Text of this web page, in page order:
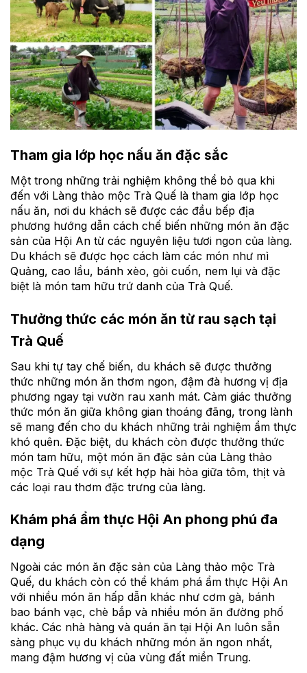
Tham gia lớp học nấu ăn đặc sắc
Một trong những trải nghiệm không thể bỏ qua khi
đến với Làng thảo mộc Trà Quế là tham gia lớp học
nấu ăn, nơi du khách sẽ được các đầu bếp địa
phương hướng dẫn cách chế biến những món ăn đặc
sản của Hội An từ các nguyên liệu tươi ngon của làng.
Du khách sẽ được học cách làm các món như mì
Quảng, cao lầu, bánh xèo, gỏi cuốn, nem lụi và đặc
biệt là món tam hữu trứ danh của Trà Quế.
Thưởng thức các món ăn từ rau sạch tại
Trà Quế
Sau khi tự tay chế biến, du khách sẽ được thưởng
thức những món ăn thơm ngon, đậm đà hương vị địa
phương ngay tại vườn rau xanh mát. Cảm giác thưởng
thức món ăn giữa không gian thoáng đãng, trong lành
sẽ mang đến cho du khách những trải nghiệm ẩm thực
khó quên. Đặc biệt, du khách còn được thưởng thức
món tam hữu, một món ăn đặc sản của Làng thảo
mộc Trà Quế với sự kết hợp hài hòa giữa tôm, thịt và
các loại rau thơm đặc trưng của làng.
Khám phá ẩm thực Hội An phong phú đa
dạng
Ngoài các món ăn đặc sản của Làng thảo mộc Trà
Quế, du khách còn có thể khám phá ẩm thực Hội An
với nhiều món ăn hấp dẫn khác như cơm gà, bánh
bao bánh vạc, chè bắp và nhiều món ăn đường phố
khác. Các nhà hàng và quán ăn tại Hội An luôn sẵn
sàng phục vụ du khách những món ăn ngon nhất,
mang đậm hương vị của vùng đất miền Trung.